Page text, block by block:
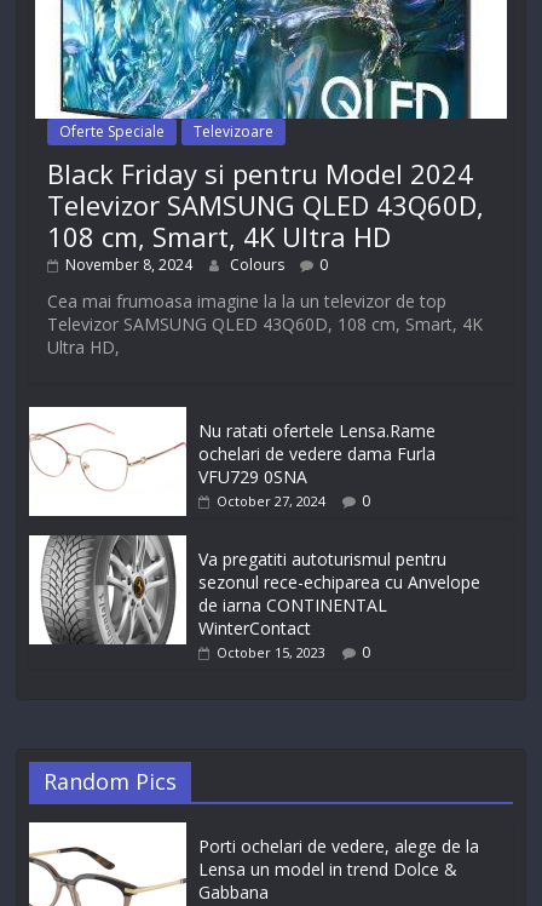
Oferte Speciale Televizoare
Black Friday si pentru Model 2024
Televizor SAMSUNG QLED 43Q60D,
108 cm, Smart, 4K Ultra HD
November 8, 2024 Colours 0
Cea mai frumoasa imagine la la un televizor de top
Televizor SAMSUNG QLED 43Q60D, 108 cm, Smart, 4K
Ultra HD,
Nu ratati ofertele Lensa.Rame
ochelari de vedere dama Furla
VFU729 0SNA
October 27, 2024 0
Va pregatiti autoturismul pentru
sezonul rece-echiparea cu Anvelope
de iarna CONTINENTAL
WinterContact
October 15, 2023 0
Random Pics
Porti ochelari de vedere, alege de la
Lensa un model in trend Dolce &
Gabbana